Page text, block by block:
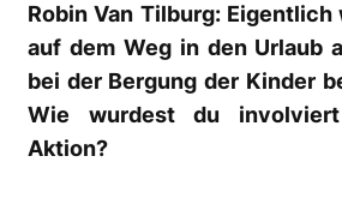
Robin Van Tilburg: Eigentlich
auf dem Weg in den Urlaub
bei der Bergung der Kinder
Wie wurdest du
Aktion?